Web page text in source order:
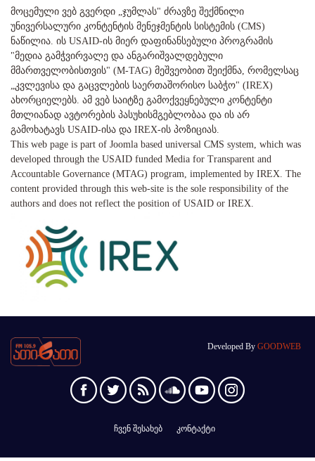
მოცემული ვებ გვერდი „ჯუმლას" ძრავზე შექმნილი
უნივერსალური კონტენტის მენეჯმენტის სისტემის (CMS)
ნაწილია. ის USAID-ის მიერ დაფინანსებული პროგრამის
"მედია გამჭვირვალე და ანგარიშვალდებული
მმართველობისთვის" (M-TAG) მეშვეობით შეიქმნა, რომელსაც
„კვლევისა და გაცვლების საერთაშორისო საბჭო" (IREX)
ახორციელებს. ამ ვებ საიტზე გამოქვეყნებული კონტენტი
მთლიანად ავტორების პასუხისმგებლობაა და ის არ
გამოხატავს USAID-ისა და IREX-ის პოზიციას.
This web page is part of Joomla based universal CMS system, which was
developed through the USAID funded Media for Transparent and
Accountable Governance (MTAG) program, implemented by IREX. The
content provided through this web-site is the sole responsibility of the
authors and does not reflect the position of USAID or IREX.
Developed By GOODWEB
ჩვენ შესახებ კონტაქტი